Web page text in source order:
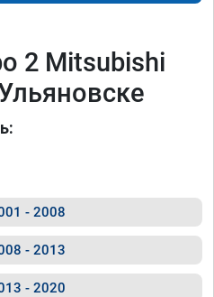
2 Mitsubishi
- 2008
- 2013
- 2020